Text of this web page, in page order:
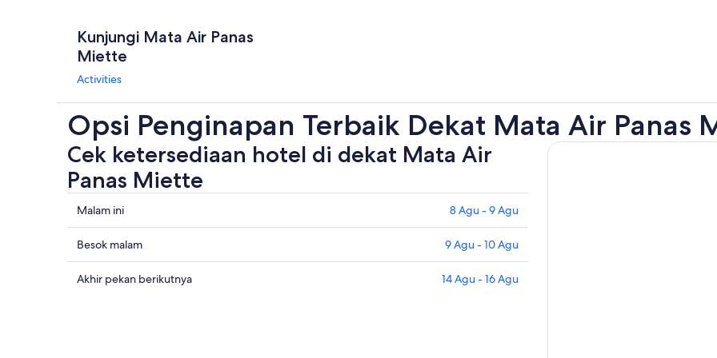
Kunjungi Mata Air Panas
Miette
Activities
Opsi Penginapan Terbaik Dekat Mata Air Panas
Cek ketersediaan hotel di dekat Mata Air
Panas Miette
Periksa
semua
harga
di
dekat
Malam ini 8 Agu - 9 Agu
Periksa
harga
dekat
Besok malam 9 Agu - 10 Agu
Periksa
Akhir pekan berikutnya 14 Agu - 16 Agu